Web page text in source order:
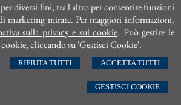
diversi fini, tra l'altro per consentire funzioni
marketing mirate. Per maggiori informazioni,
sulla privacy e sui cookie. Può gestire le
cliccando su 'Gestisci Cookie'.
ACCETTA TUTTI
RIFIUTA TUTTI
GESTISCI COOKIE